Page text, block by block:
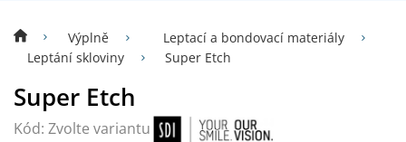
Výplně
Leptací a bondovací materiály
Leptání skloviny
Super Etch
Super Etch
Kód: Zvolte variantu